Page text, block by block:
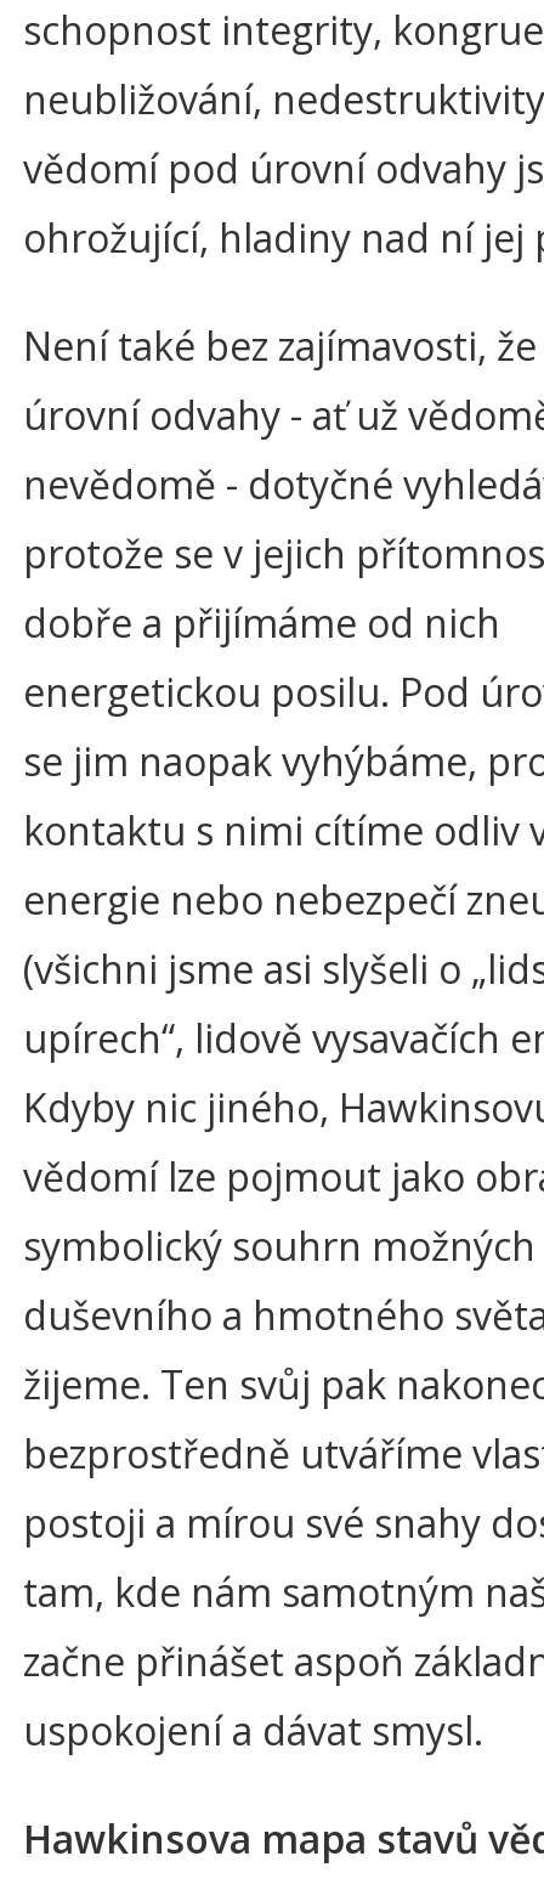
schopnost integrity,
neubližování,
vědomí pod úrovní odvahy
ohrožující, hladiny nad ní jej
Není také bez zajímavosti,
úrovní odvahy - ať už
nevědomě - dotyčné
protože se v jejich
dobře a přijímáme od nich
energetickou posilu. Pod
se jim naopak vyhýbáme,
kontaktu s nimi cítíme odliv
energie nebo nebezpečí
(všichni jsme asi slyšeli o
upírech“, lidově vysavačích
Kdyby nic jiného,
vědomí lze pojmout jako
symbolický souhrn
duševního a hmotného
žijeme. Ten svůj pak
bezprostředně utváříme
postoji a mírou své snahy
tam, kde nám samotným
začne přinášet aspoň
uspokojení a dávat smysl.
Hawkinsova mapa stavů